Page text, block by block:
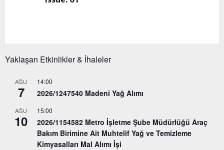
Yaklaşan Etkinlikler & İhaleler
AĞU
7
14:00
2026/1247540 Madeni Yağ Alımı
AĞU
10
15:00
2026/1154582 Metro İşletme Şube Müdürlüğü Araç
Bakım Birimine Ait Muhtelif Yağ ve Temizleme
Kimyasalları Mal Alımı İşi